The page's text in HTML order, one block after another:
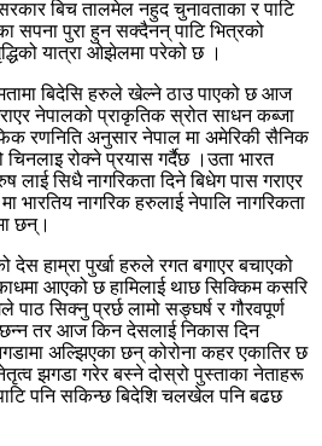
बिच तालमेल नहुद चुनावताका र पाटि
सपना पुरा हुन सक्दैनन् पाटि भित्रको
यात्रा ओझेलमा परेको छ ।
बिदेसि हरुले खेल्ने ठाउ पाएको छ आज
नेपालको प्राकृतिक स्रोत साधन कब्जा
रणनिति अनुसार नेपाल मा अमेरिकी सैनिक
चिनलाइ रोक्ने प्रयास गर्दैछ ।उता भारत
लाई सिधै नागरिकता दिने बिधेग पास गराएर
भारतिय नागरिक हरुलाई नेपालि नागरिकता
छन्‌।
हाम्रा पुर्खा हरुले रगत बगाएर बचाएको
आएको छ हामिलाई थाछ सिक्किम कसरि
पाठ सिक्नु प्रर्छ लामो सङ्घर्ष र गौरवपूर्ण
छन्न तर आज किन देसलाई निकास दिन
अल्झिएका छन्‌ कोरोना कहर एकातिर छ
झगडा गरेर बस्ने दोस्रो पुस्ताका नेताहरू
पनि सकिन्छ बिदेशि चलखेल पनि बढ‌छ